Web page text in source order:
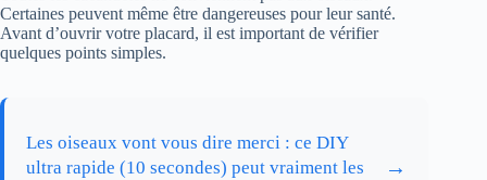
Certaines peuvent même être dangereuses pour leur santé.
Avant d’ouvrir votre placard, il est important de vérifier
quelques points simples.
Les oiseaux vont vous dire merci : ce DIY
ultra rapide (10 secondes) peut vraiment les
→